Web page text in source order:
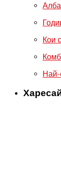
Кои
Най-